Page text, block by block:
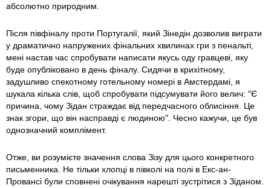
абсолютно природним.
Після півфіналу проти Португалії, який Зінедін дозволив виграти
у драматично напружених фінальних хвилинах гри з пенальті,
мені настав час спробувати написати якусь оду гравцеві, яку
буде опубліковано в день фіналу. Сидячи в крихітному,
задушливо спекотному готельному номері в Амстердамі, я
шукала кілька слів, щоб спробувати підсумувати його велич: "Є
причина, чому Зідан страждає від передчасного облисіння. Це
знак згори, що він насправді є людиною". Чесно кажучи, це був
однозначний комплімент.
Отже, ви розумієте значення слова Зізу для цього конкретного
письменника. Не тільки хлопці в півколі на полі в Екс-ан-
Провансі були сповнені очікування нарешті зустрітися з Зіданом.